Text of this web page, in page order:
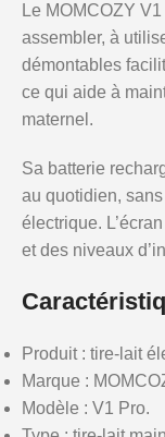
Le MOMCOZY
assembler, à
démontables
ce qui aide à
maternel.
Sa batterie
au quotidien,
électrique.
et des niveaux
Produit : tire-lait
Marque :
Modèle : V1 Pro.